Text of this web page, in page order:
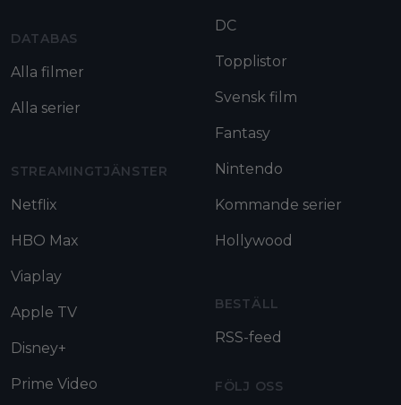
DATABAS
Alla filmer
Alla serier
STREAMINGTJÄNSTER
Netflix
HBO Max
Viaplay
Apple TV
Disney+
Prime Video
DC
Topplistor
Svensk film
Fantasy
Nintendo
Kommande serier
Hollywood
BESTÄLL
RSS-feed
FÖLJ OSS